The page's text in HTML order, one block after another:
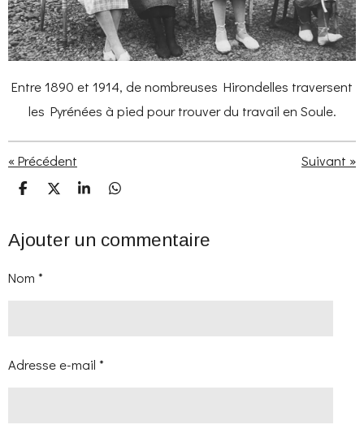
Entre 1890 et 1914, de nombreuses Hirondelles traversent
les Pyrénées à pied pour trouver du travail en Soule.
«Précédent Suivant »
P
t
a
e
P
t
a
P
t
a
P
t
a
Ajouter un commentaire
Nom *
Adresse e-mail *